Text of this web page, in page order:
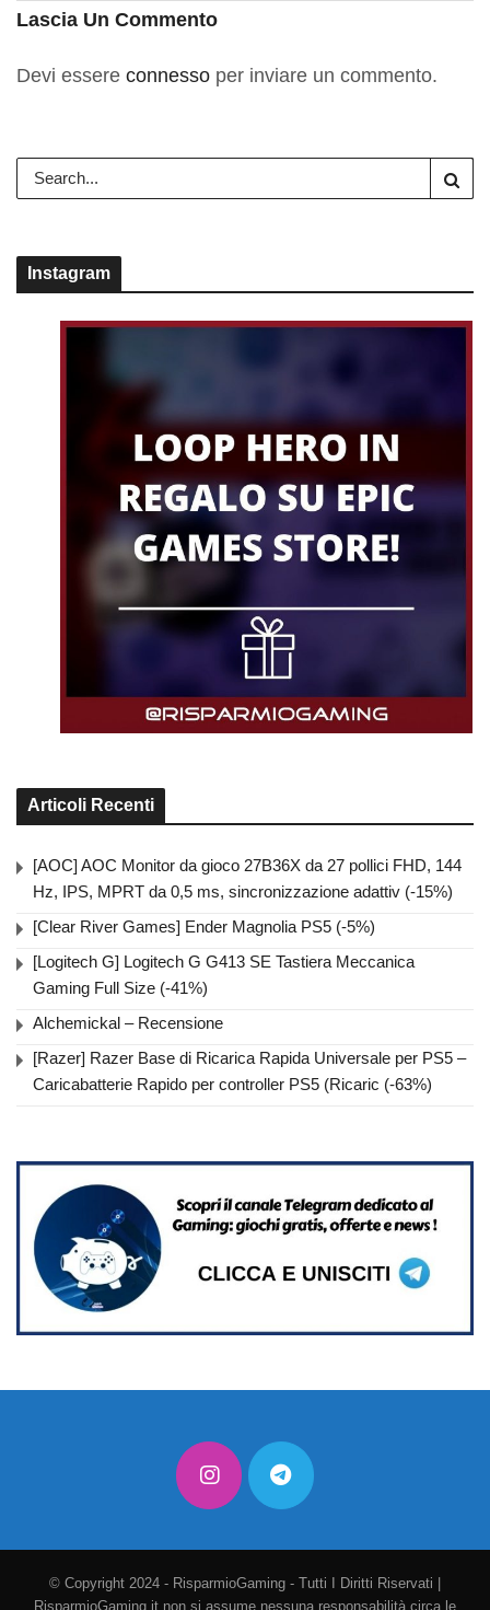
Lascia Un Commento
Devi essere connesso per inviare un commento.
Instagram
Articoli Recenti
[AOC] AOC Monitor da gioco 27B36X da 27 pollici FHD, 144
Hz, IPS, MPRT da 0,5 ms, sincronizzazione adattiv (-15%)
[Clear River Games] Ender Magnolia PS5 (-5%)
[Logitech G] Logitech G G413 SE Tastiera Meccanica
Gaming Full Size (-41%)
Alchemickal – Recensione
[Razer] Razer Base di Ricarica Rapida Universale per PS5 –
Caricabatterie Rapido per controller PS5 (Ricaric (-63%)
© Copyright 2024 - RisparmioGaming - Tutti I Diritti Riservati |
RisparmioGaming.it non si assume nessuna responsabilità circa le